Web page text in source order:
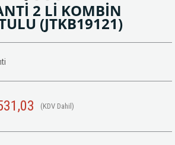
2 Lİ KOMBİN
(JTKB19121)
(KDV Dahil)